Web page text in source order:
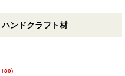
ンドクラフト材